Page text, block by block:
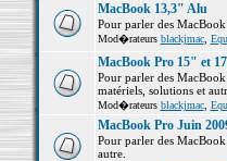
MacBook 13,3" Alu
Pour parler des
Mod�rateurs blackjmac,
MacBook Pro 15" et
Pour parler des
matériels, solutions et
Mod�rateurs blackjmac,
MacBook Pro Juin
Pour parler des
autre.